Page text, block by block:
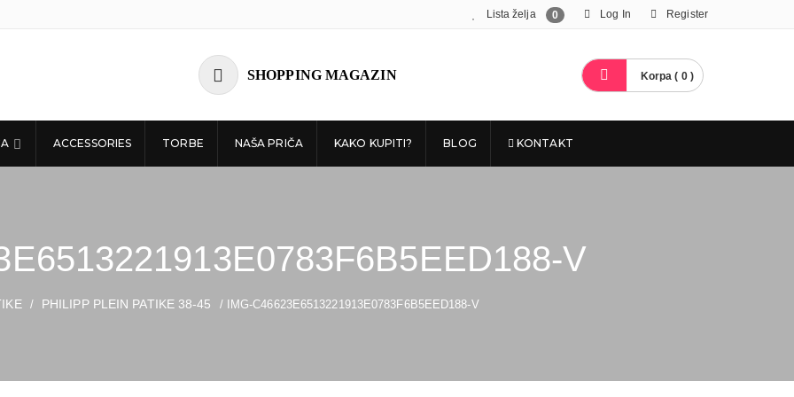
Lista želja 0 Log In Register
SHOPPING MAGAZIN Korpa ( 0 )
ACCESSORIES TORBE NAŠA PRIČA KAKO KUPITI? BLOG KONTAKT
V
/ PHILIPP PLEIN PATIKE 38-45 / IMG-C46623E6513221913E0783F6B5EED188-V